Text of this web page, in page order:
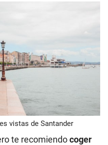
vistas de Santander
te recomiendocoger